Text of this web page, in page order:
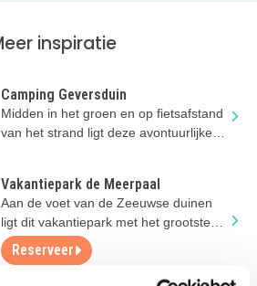
kustvakantie? Klik op de roze
IJmuiden.
inspiratie
Camping Geversduin
Midden in het groen en op fietsafstand
van het strand ligt deze avontuurlijke
Vakantiepark de Meerpaal
Aan de voet van de Zeeuwse duinen
ligt dit vakantiepark met het grootste
speelschip van Nederland!
Reserveer